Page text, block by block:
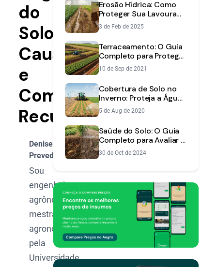
do
Solo:
Causas
e
Como
Recuperar
Denise
Prevedel
Sou
engenheira-
agrônoma e
mestra em
agronomia
pela
Universidade
Erosão Hídrica: Como
Proteger Sua Lavoura
do Excesso de Chuva
3 de Feb de 2025
Terraceamento: O Guia
Completo para Proteger
seu Solo e Aumentar a
Produtividade
10 de Sep de 2021
Cobertura de Solo no
Inverno: Proteja a Água
da Sua Lavoura
5 de Aug de 2020
Saúde do Solo: O Guia
Completo para Avaliar e
Melhorar a Base da Sua
Lavoura
30 de Oct de 2024